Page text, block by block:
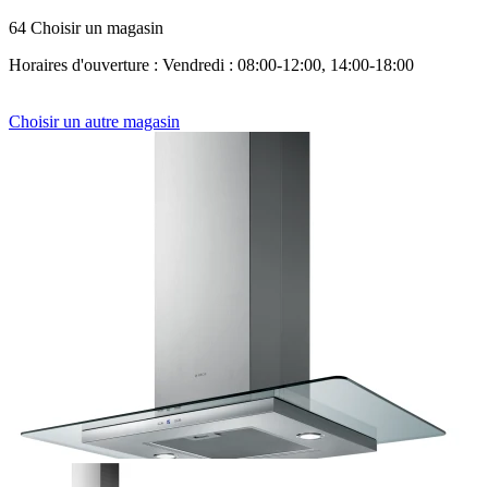
64 Choisir un magasin
Horaires d'ouverture : Vendredi : 08:00-12:00, 14:00-18:00
Choisir un autre magasin